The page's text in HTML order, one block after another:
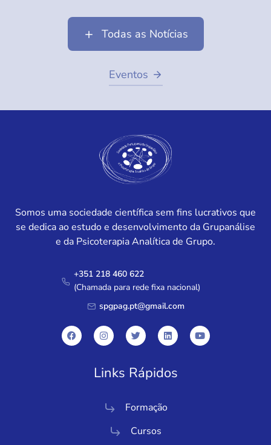
Todas as Notícias
Eventos
Somos uma sociedade científica sem fins lucrativos que
se dedica ao estudo e desenvolvimento da Grupanálise
e da Psicoterapia Analítica de Grupo.
+351 218 460 622
(Chamada para rede fixa nacional)
spgpag.pt@gmail.com
Links Rápidos
Formação
Cursos